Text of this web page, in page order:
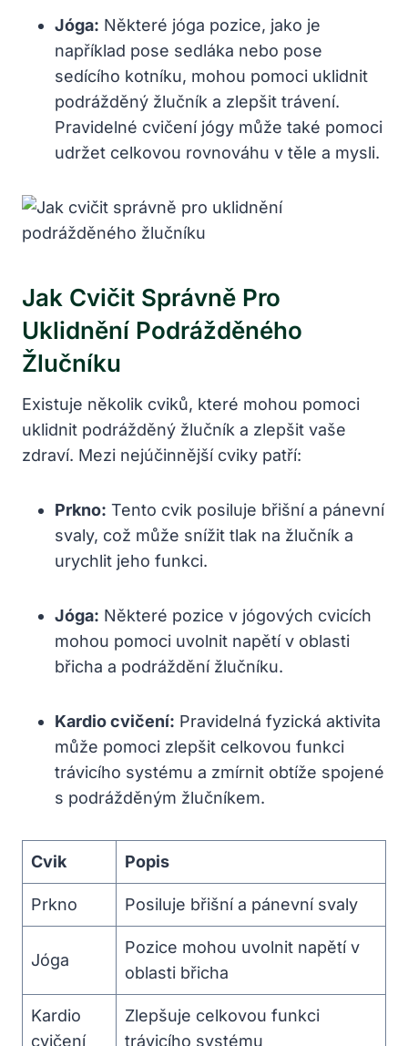
Jóga: Některé jóga pozice, jako je
například pose sedláka nebo pose
sedícího kotníku, mohou pomoci uklidnit
podrážděný žlučník a zlepšit trávení.
Pravidelné cvičení jógy může také pomoci
udržet celkovou rovnováhu v těle a mysli.
Jak Cvičit Správně Pro
Uklidnění Podrážděného
Žlučníku
Existuje několik cviků, které mohou pomoci
uklidnit podrážděný žlučník a zlepšit vaše
zdraví. Mezi nejúčinnější cviky patří:
Prkno: Tento cvik posiluje břišní a pánevní
svaly, což může snížit tlak na žlučník a
urychlit jeho funkci.
Jóga: Některé pozice v jógových cvicích
mohou pomoci uvolnit napětí v oblasti
břicha a podráždění žlučníku.
Kardio cvičení: Pravidelná fyzická aktivita
může pomoci zlepšit celkovou funkci
trávicího systému a zmírnit obtíže spojené
s podrážděným žlučníkem.
Cvik Popis
Prkno Posiluje břišní a pánevní svaly
Jóga
Pozice mohou uvolnit napětí v
oblasti břicha
Kardio
cvičení
Zlepšuje celkovou funkci
trávicího systému